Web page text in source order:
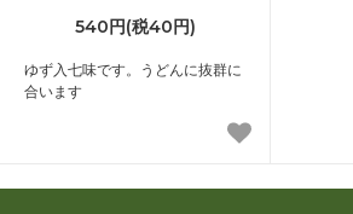
540円(税40円)
ゆず入七味です。うどんに抜群に
合います